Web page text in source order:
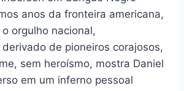
anos da fronteira americana,
orgulho nacional,
de pioneiros corajosos,
sem heroísmo, mostra Daniel
em um inferno pessoal